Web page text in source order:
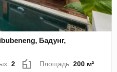
Бадунг,
2 Площадь:200 м²